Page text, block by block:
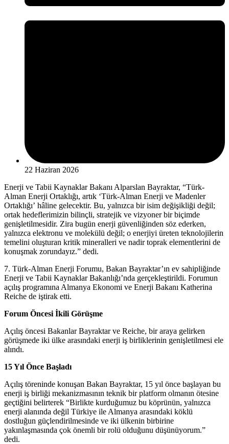
22 Haziran 2026
Enerji ve Tabii Kaynaklar Bakanı Alparslan Bayraktar, “Türk-
Alman Enerji Ortaklığı, artık ‘Türk-Alman Enerji ve Madenler
Ortaklığı’ hâline gelecektir. Bu, yalnızca bir isim değişikliği değil;
ortak hedeflerimizin bilinçli, stratejik ve vizyoner bir biçimde
genişletilmesidir. Zira bugün enerji güvenliğinden söz ederken,
yalnızca elektronu ve molekülü değil; o enerjiyi üreten teknolojilerin
temelini oluşturan kritik mineralleri ve nadir toprak elementlerini de
konuşmak zorundayız.” dedi.
7. Türk-Alman Enerji Forumu, Bakan Bayraktar’ın ev sahipliğinde
Enerji ve Tabii Kaynaklar Bakanlığı’nda gerçekleştirildi. Forumun
açılış programına Almanya Ekonomi ve Enerji Bakanı Katherina
Reiche de iştirak etti.
Forum Öncesi İkili Görüşme
Açılış öncesi Bakanlar Bayraktar ve Reiche, bir araya gelirken
görüşmede iki ülke arasındaki enerji iş birliklerinin genişletilmesi ele
alındı.
15 Yıl Önce Başladı
Açılış töreninde konuşan Bakan Bayraktar, 15 yıl önce başlayan bu
enerji iş birliği mekanizmasının teknik bir platform olmanın ötesine
geçtiğini belirterek “Birlikte kurduğumuz bu köprünün, yalnızca
enerji alanında değil Türkiye ile Almanya arasındaki köklü
dostluğun güçlendirilmesinde ve iki ülkenin birbirine
yakınlaşmasında çok önemli bir rolü olduğunu düşünüyorum.”
dedi.